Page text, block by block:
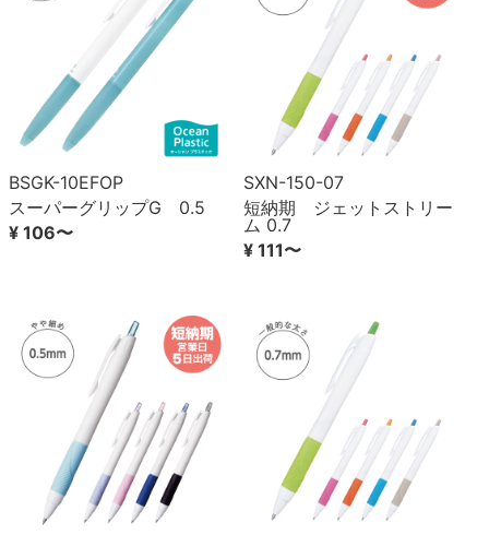
BSGK-10EFOP
スーパーグリップG 0.5
¥ 106〜
SXN-150-07
短納期 ジェットストリー
ム 0.7
¥ 111〜